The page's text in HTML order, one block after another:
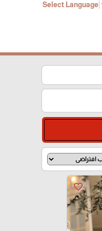
Select Language
favorite_border